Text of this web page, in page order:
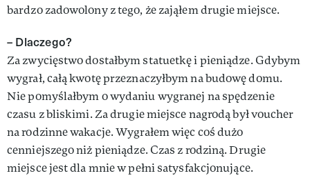
bardzo zadowolony z tego, że zająłem drugie miejsce.
– Dlaczego?
Za zwycięstwo dostałbym statuetkę i pieniądze. Gdybym
wygrał, całą kwotę przeznaczyłbym na budowę domu.
Nie pomyślałbym o wydaniu wygranej na spędzenie
czasu z bliskimi. Za drugie miejsce nagrodą był voucher
na rodzinne wakacje. Wygrałem więc coś dużo
cenniejszego niż pieniądze. Czas z rodziną. Drugie
miejsce jest dla mnie w pełni satysfakcjonujące.